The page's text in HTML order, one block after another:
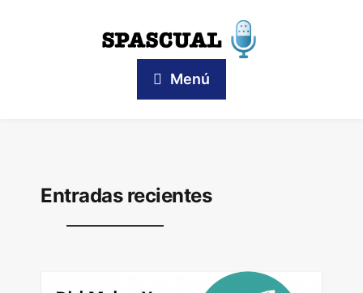
Menú
Entradas recientes